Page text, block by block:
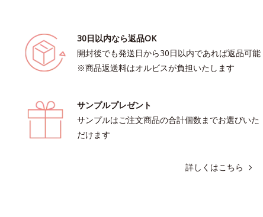
30日以内なら返品OK
開封後でも発送日から30日以内であれば返品可能
※商品返送料はオルビスが負担いたします
サンプルプレゼント
サンプルはご注文商品の合計個数までお選びいた
だけます
詳しくはこちら